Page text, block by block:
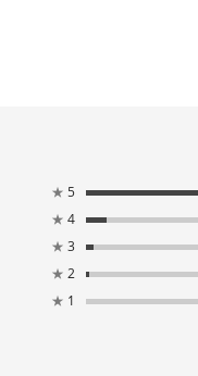
★ 5
★ 4
★ 3
★ 2
★ 1